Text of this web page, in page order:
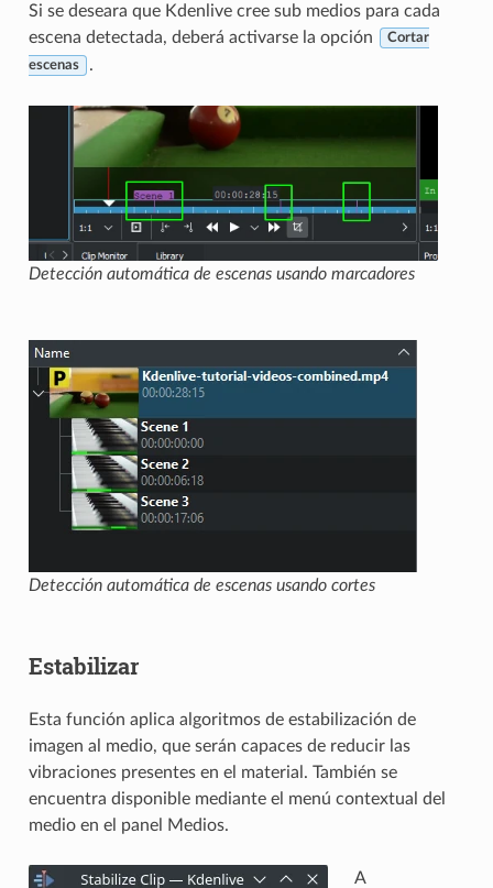
Si se deseara que Kdenlive cree sub medios para cada
escena detectada, deberá activarse la opción
Cortar
escenas .
Detección automática de escenas usando marcadores
Detección automática de escenas usando cortes
Estabilizar
Esta función aplica algoritmos de estabilización de
imagen al medio, que serán capaces de reducir las
vibraciones presentes en el material. También se
encuentra disponible mediante el menú contextual del
medio en el panel Medios.
A